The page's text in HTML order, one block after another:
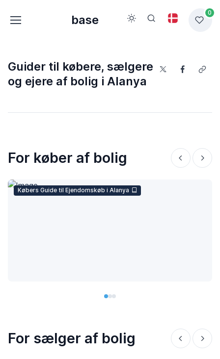
base
0
Guider til købere, sælgere
og ejere af bolig i Alanya
For køber af bolig
Købers Guide til Ejendomskøb i Alanya
For sælger af bolig